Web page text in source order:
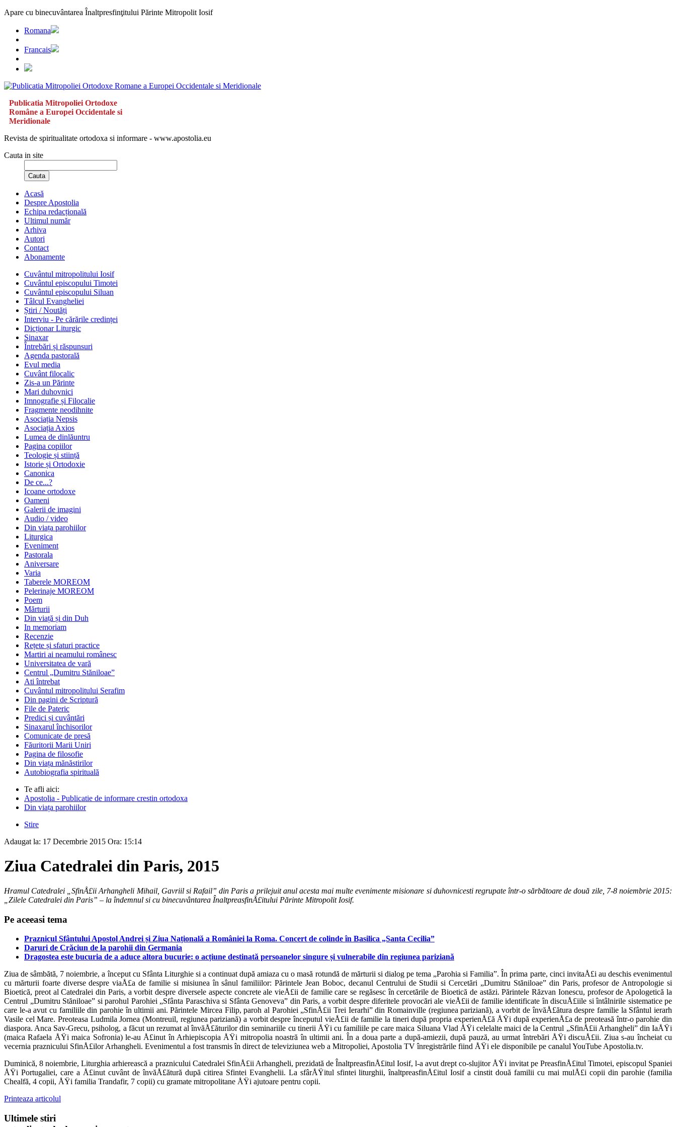
Apare cu binecuvântarea Înaltpresfinţitului Părinte Mitropolit Iosif
Romana
Francais
Publicatia Mitropoliei Ortodoxe
Române a Europei Occidentale si
Meridionale
Revista de spiritualitate ortodoxa si informare - www.apostolia.eu
Cauta in site
Cauta
Acasă
Despre Apostolia
Echipa redacțională
Ultimul număr
Arhiva
Autori
Contact
Abonamente
Cuvântul mitropolitului Iosif
Cuvântul episcopului Timotei
Cuvântul episcopului Siluan
Tâlcul Evangheliei
Știri / Noutăți
Interviu - Pe cărările credinței
Dicționar Liturgic
Sinaxar
Întrebări și răspunsuri
Agenda pastorală
Evul media
Cuvânt filocalic
Zis-a un Părinte
Mari duhovnici
Imnografie și Filocalie
Fragmente neodihnite
Asociația Nepsis
Asociația Axios
Lumea de dinlăuntru
Pagina copiilor
Teologie și stiință
Istorie și Ortodoxie
Canonica
De ce...?
Icoane ortodoxe
Oameni
Galerii de imagini
Audio / video
Din viața parohiilor
Liturgica
Eveniment
Pastorala
Aniversare
Varia
Taberele MOREOM
Pelerinaje MOREOM
Poem
Mărturii
Din viață și din Duh
In memoriam
Recenzie
Rețete și sfaturi practice
Martiri ai neamului românesc
Universitatea de vară
Centrul „Dumitru Stăniloae”
Ati întrebat
Cuvântul mitropolitului Serafim
Din pagini de Scriptură
File de Pateric
Predici și cuvântări
Sinaxarul închisorilor
Comunicate de presă
Făuritorii Marii Uniri
Pagina de filosofie
Din viața mănăstirilor
Autobiografia spirituală
Te afli aici:
Apostolia - Publicatie de informare crestin ortodoxa
Din viața parohiilor
Stire
Adaugat la: 17 Decembrie 2015 Ora: 15:14
Ziua Catedralei din Paris, 2015
Hramul Catedralei „SfinÅ£ii Arhangheli Mihail, Gavriil si Rafail” din Paris a prilejuit anul acesta mai multe evenimente misio­nare si duhovnicesti regrupate într-o săr­bătoare de două zile, 7-8 noiembrie 2015:
„Zilele Cate­dralei din Paris” – la îndemnul si cu binecuvântarea ÎnaltpreasfinÅ£itului Părinte Mitropolit Iosif.
Pe aceeasi tema
Praznicul Sfântului Apostol Andrei și Ziua Națională a României la Roma. Concert de colinde în Basilica „Santa Cecilia”
Daruri de Crăciun de la parohii din Germania
Dragostea este bucuria de a aduce altora bucurie: o acțiune destinată persoanelor singure și vulnerabile din regiunea pariziană
Ziua de sâmbătă, 7 noiembrie, a început cu Sfânta Li­turghie si a continuat după amiaza cu o masă rotundă de mărturii si dialog pe tema „Parohia si Familia”. În prima parte, cinci invitaÅ£i au deschis evenimentul
cu mărturii foarte diverse despre viaÅ£a de familie si misiu­nea în sânul familiilor: Părintele Jean Boboc, de­canul Centrului de Stu­dii si Cercetări „Dumi­tru Stăniloae” din Paris, profesor de Antropolo­gie si
Bioetică, preot al Catedralei din Paris, a vorbit despre diversele aspecte concrete ale vieÅ£ii de familie care se regă­sesc în cercetările de Bioetică de astăzi. Părinte­le Răzvan Ionescu, profesor de Apologetică la
Centrul „Dumitru Stăniloae” si parohul Paro­hiei „Sfânta Paraschiva si Sfânta Genoveva” din Pa­ris, a vorbit despre dife­ritele provocări ale vieÅ£ii de familie identificate în discuÅ£iile si întâlnirile sis­tematice pe
care le-a avut cu familiile din parohie în ultimii ani. Părintele Mircea Filip, pa­roh al Parohiei „SfinÅ£ii Trei Ierarhi” din Romainville (regiunea pariziană), a vor­bit de învăÅ£ătura despre familie la Sfântul ierarh
Vasile cel Mare. Preoteasa Ludmila Jornea (Montreuil, regiunea pariziană) a vorbit despre începutul vieÅ£ii de familie la tineri după propria experienÅ£ă ÅŸi după experienÅ£a de preoteasă într-o parohie din
diaspora. Anca Sav-Grecu, psiholog, a fă­cut un rezumat al învăÅ£ăturilor din seminariile cu tinerii ÅŸi cu familiile pe care mai­ca Siluana Vlad ÅŸi celelalte maici de la Centrul „SfinÅ£ii Arhangheli” din IaÅŸi
(mai­ca Rafaela ÅŸi maica Sofronia) le-au Å£inut în Arhiepiscopia ÅŸi mitropolia noastră în ultimii ani. În a doua parte a după-amiezii, după pauză, au urmat întrebări ÅŸi discuÅ£ii. Ziua s-au încheiat cu
vecernia praznicului SfinÅ£ilor Arhangheli. Eveni­mentul a fost transmis în direct de televi­ziunea web a Mitropoliei, Apostolia TV înregistrările fiind ÅŸi ele disponibile pe ca­nalul YouTube Apostolia.tv.
Duminică, 8 noiembrie, Liturghia arhierească a praznicului Catedralei SfinÅ£ii Arhangheli, prezidată de ÎnaltpreasfinÅ£itul Iosif, l-a avut drept co-slujitor ÅŸi invitat pe PreasfinÅ£itul Timotei, episcopul Spaniei
ÅŸi Portugaliei, care a Å£inut cuvânt de învăÅ£ătură după citirea Sfintei Evanghelii. La sfârÅŸitul sfintei liturghii, înaltpreasfinÅ£itul Iosif a cin­stit două familii cu mai mulÅ£i copii din parohie (familia
Chealfă, 4 copii, ÅŸi familia Trandafir, 7 copii) cu gramate mitropolitane ÅŸi ajutoare pentru copii.
Printeaza articolul
Ultimele stiri